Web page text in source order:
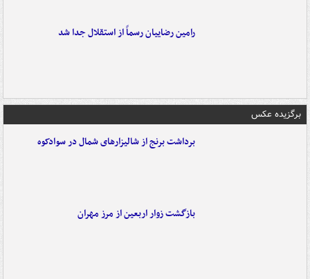
رامین رضاییان رسماً از استقلال جدا شد
برگزیده عکس
برداشت برنج از شالیزارهای شمال در سوادکوه
بازگشت زوار اربعین از مرز مهران